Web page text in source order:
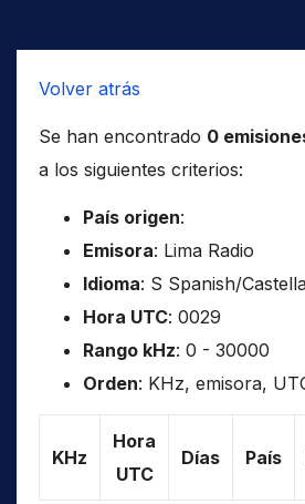
Volver atrás
Se han encontrado 0
a los siguientes criterios:
País origen:
Emisora: Lima Radio
Idioma: S Spanish/
Hora UTC: 0029
Rango kHz: 0 - 30000
Orden: KHz, emisora,
KHz
Hora
UTC
Días País